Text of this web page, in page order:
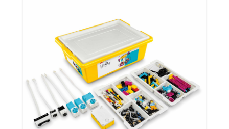
beschikking over veertig kant-en-klare
digitale lesplannen en duidelijke
handleidingen. Deze zijn inbegrepen bij de
set. Er is geen licentie nodig.
De lessen zijn 45 minuten lang en ze
hebben telkens dezelfde herkenbare
structuur.
Leerlingen werken met z’n vieren met één